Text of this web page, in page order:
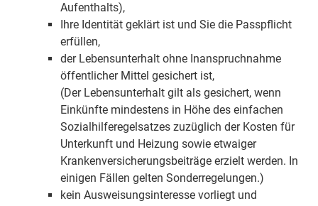
Aufenthalts),
Ihre Identität geklärt ist und Sie die Passpflicht
erfüllen,
der Lebensunterhalt ohne Inanspruchnahme
öffentlicher Mittel gesichert ist,
(Der Lebensunterhalt gilt als gesichert, wenn
Einkünfte mindestens in Höhe des einfachen
Sozialhilferegelsatzes zuzüglich der Kosten für
Unterkunft und Heizung sowie etwaiger
Krankenversicherungsbeiträge erzielt werden. In
einigen Fällen gelten Sonderregelungen.)
kein Ausweisungsinteresse vorliegt und